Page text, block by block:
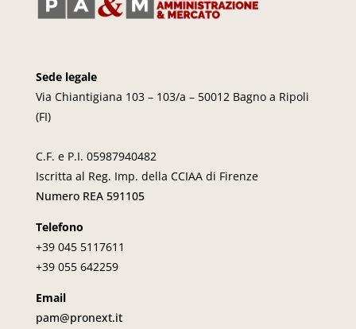
Sede legale
Via Chiantigiana 103 – 103/a – 50012 Bagno a Ripoli
(FI)
C.F. e P.I. 05987940482
Iscritta al Reg. Imp. della CCIAA di Firenze
Numero REA 591105
Telefono
+39 045 5117611
+39 055 642259
Email
pam@pronext.it